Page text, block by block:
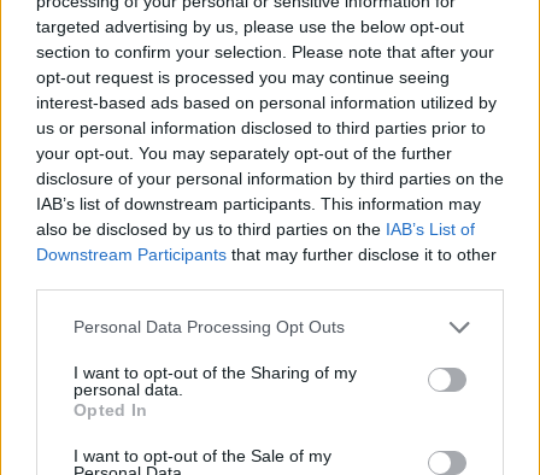
targeted advertising by us, please use the below opt-out
section to confirm your selection. Please note that after your
opt-out request is processed you may continue seeing
interest-based ads based on personal information utilized by
us or personal information disclosed to third parties prior to
your opt-out. You may separately opt-out of the further
disclosure of your personal information by third parties on the
IAB’s list of downstream participants. This information may
also be disclosed by us to third parties on the IAB’s List of
Downstream Participants that may further disclose it to other
Please note that this website/app uses one or more Google
not limited to your visit or usage behaviour. You may click to
grant or deny consent to Google and its third-party tags to
use your data for below specified purposes in below Google
consent section.
Personal Data Processing Opt Outs
I want to opt-out of the Sharing of my
personal data.
Opted In
I want to opt-out of the Sale of my
Embrace the dark become the dark
2025. november 22.
Elmondom, min húztam fel magam legutóbb és mit
ne mondjatok az orvosnál.
Nyugisan dolgozom a szomszéd szakrendelőben,
ahol szoktam kisegíteni, ...